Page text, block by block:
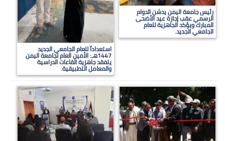
رئيس جامعة اليمن يدشن الدوام
الرسمي عقب إجازة عيد الأضحى
المبارك ويؤكد الجاهزية للعام
الجامعي الجديد.
استعداداً للعام الجامعي الجديد
1447هـ: الأمين العام لجامعة اليمن
يتفقد جاهزية القاعات الدراسية
والمعامل التطبيقية.